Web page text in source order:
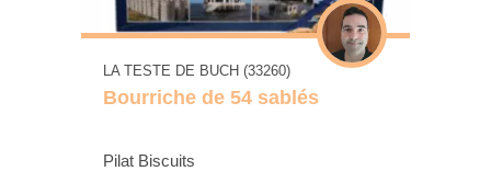
LA TESTE DE BUCH (33260)
Bourriche de 54 sablés
Pilat Biscuits